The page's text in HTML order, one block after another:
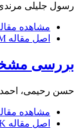
رسول جلیلی
مشاهده
اصل مقاله
بررسی
حسن رحیمی، احمد
مشاهده
اصل مقاله